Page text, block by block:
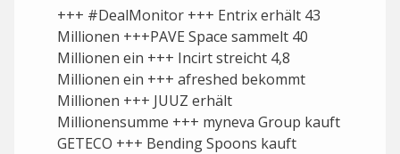
+++ #DealMonitor +++ Entrix erhält 43
Millionen +++PAVE Space sammelt 40
Millionen ein +++ Incirt streicht 4,8
Millionen ein +++ afreshed bekommt
Millionen +++ JUUZ erhält
Millionensumme +++ myneva Group kauft
GETECO +++ Bending Spoons kauft